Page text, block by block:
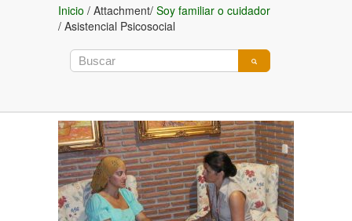
Inicio / Attachment/ Soy familiar o cuidador
/ Asistencial Psicosocial